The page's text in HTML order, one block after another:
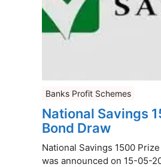
Banks Profit Schemes
National Savings
Bond Draw
National Savings 1500
was announced on 15-05-